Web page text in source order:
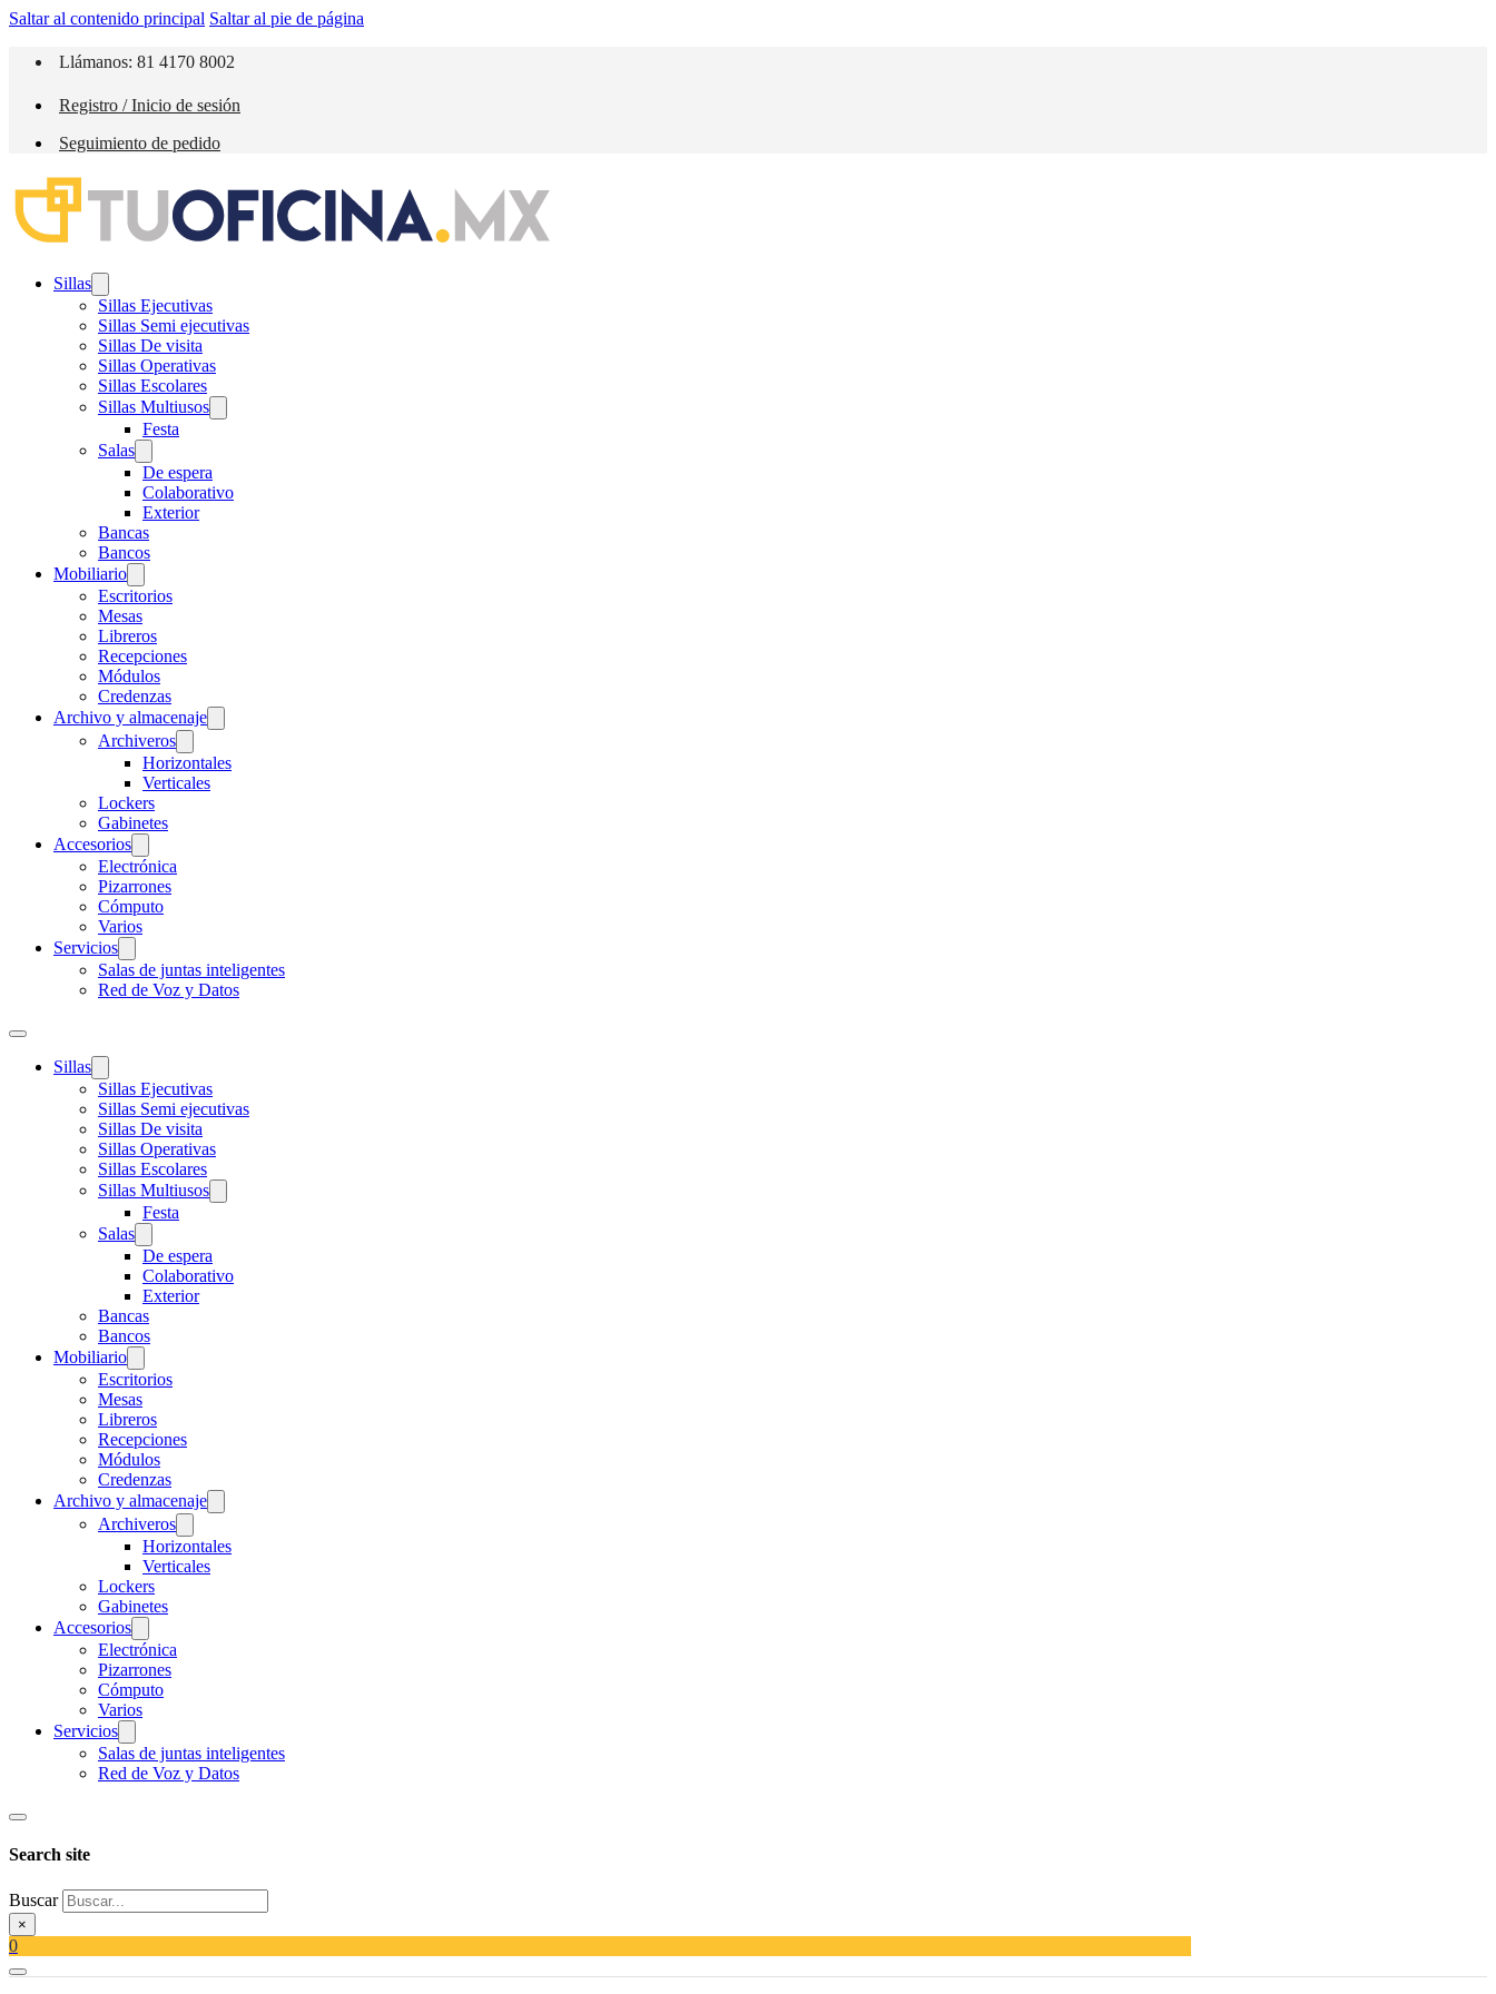
Saltar al contenido principal Saltar al pie de página
Llámanos: 81 4170 8002
Registro / Inicio de sesión
Seguimiento de pedido
Sillas
Sillas Ejecutivas
Sillas Semi ejecutivas
Sillas De visita
Sillas Operativas
Sillas Escolares
Sillas Multiusos
Festa
Salas
De espera
Colaborativo
Exterior
Bancas
Bancos
Mobiliario
Escritorios
Mesas
Libreros
Recepciones
Módulos
Credenzas
Archivo y almacenaje
Archiveros
Horizontales
Verticales
Lockers
Gabinetes
Accesorios
Electrónica
Pizarrones
Cómputo
Varios
Servicios
Salas de juntas inteligentes
Red de Voz y Datos
Sillas
Sillas Ejecutivas
Sillas Semi ejecutivas
Sillas De visita
Sillas Operativas
Sillas Escolares
Sillas Multiusos
Festa
Salas
De espera
Colaborativo
Exterior
Bancas
Bancos
Mobiliario
Escritorios
Mesas
Libreros
Recepciones
Módulos
Credenzas
Archivo y almacenaje
Archiveros
Horizontales
Verticales
Lockers
Gabinetes
Accesorios
Electrónica
Pizarrones
Cómputo
Varios
Servicios
Salas de juntas inteligentes
Red de Voz y Datos
Search site
Buscar
×
0